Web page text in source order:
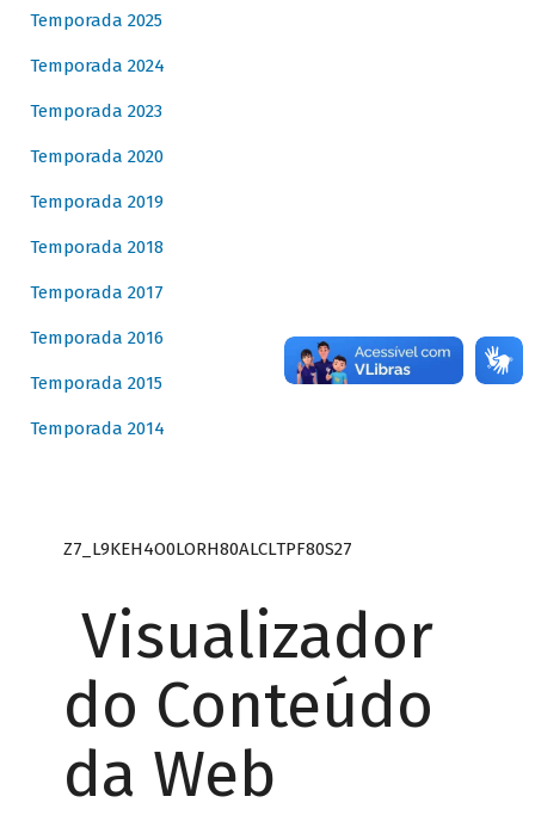
Temporada 2025
Temporada 2024
Temporada 2023
Temporada 2020
Temporada 2019
Temporada 2018
Temporada 2017
Temporada 2016
Temporada 2015
Temporada 2014
Z7_L9KEH4O0LORH80ALCLTPF80S27
Visualizador
do Conteúdo
da Web